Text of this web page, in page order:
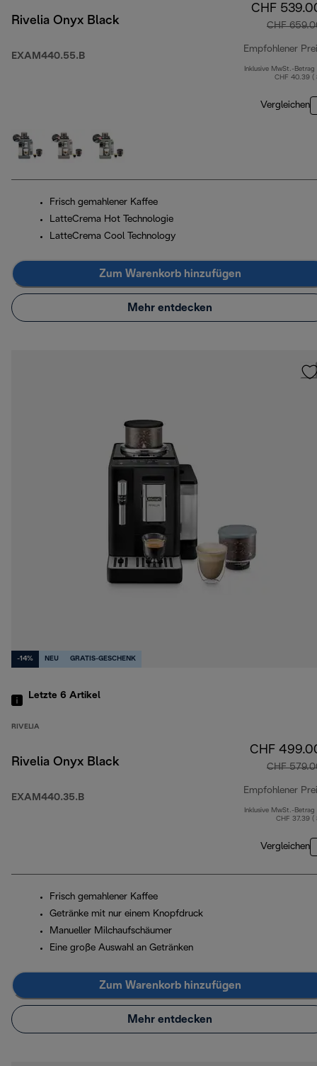
Rivelia Onyx Black
EXAM440.55.B
CHF
CHF
Empfohlener
Inklusive MwSt.-Betrag
CHF 40.39 (
Vergleichen
Frisch gemahlener Kaffee
LatteCrema Hot Technologie
LatteCrema Cool Technology
Zum Warenkorb hinzufügen
Mehr entdecken
-14% NEU GRATIS-GESCHENK
Letzte 6 Artikel
RIVELIA
Rivelia Onyx Black
EXAM440.35.B
CHF
CHF
Empfohlener
Inklusive MwSt.-Betrag
CHF 37.39 (
Vergleichen
Frisch gemahlener Kaffee
Getränke mit nur einem Knopfdruck
Manueller Milchaufschäumer
Eine große Auswahl an Getränken
Zum Warenkorb hinzufügen
Mehr entdecken